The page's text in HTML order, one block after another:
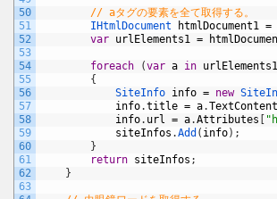
50
51
52
53
54
55
56
57
58
59
60
61
62
63
// aタグの要素を全て取得する。
IHtmlDocument
htmlDocument1 =
var urlElements1 =
foreach (var a in urlElements1
{
SiteInfo info = new
info.title = a.TextContent
info. url = a.Attributes
siteInfos .Add ( info) ;
}
return siteInfos ;
}